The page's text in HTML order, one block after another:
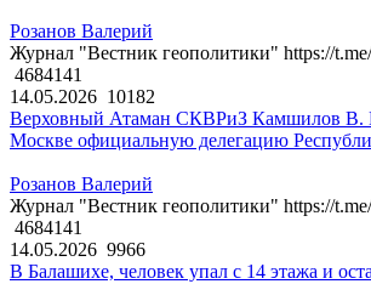
Розанов Валерий
Журнал "Вестник геополитики" https://
4684141
14.05.2026 10182
Верховный Атаман СКВРиЗ Камшилов В.
Москве официальную делегацию
Розанов Валерий
Журнал "Вестник геополитики" https://
4684141
14.05.2026 9966
В Балашихе, человек упал с 14 этажа и